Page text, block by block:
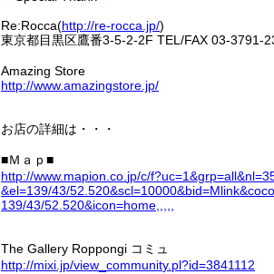
Re:Rocca(http://re-rocca.jp/)
東京都目黒区鷹番3-5-2-2F TEL/FAX 03-3791-
Amazing Store
http://www.amazingstore.jp/
お店の詳細は・・・
■Ｍａｐ■
http://www.mapion.co. jp/c/f?uc=1&grp=all&n
&el=139/43/52. 520&scl=10000&bid=Mlink&coco
139/43/52.520&icon=home,,,,,
The Gallery Roppongi コミュ
http://mixi.jp/view_community.pl?id=384111 2